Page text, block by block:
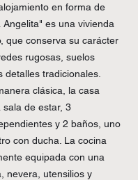
en forma de
Angelita" es una vivienda
que conserva su carácter
rugosas, suelos
detalles tradicionales.
clásica, la casa
de estar, 3
y 2 baños, uno
con ducha. La cocina
equipada con una
nevera, utensilios y